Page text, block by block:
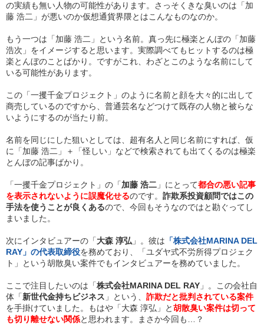
の実績も無い人物の可能性があります。さっそくきな臭いのは「加
藤 浩二」が悪いのか仮想通貨界隈とはこんなものなのか。
もう一つは「加藤 浩二」という名前。真っ先に極楽とんぼの「加藤
浩次」をイメージすると思います。実際調べてもヒットするのは極
楽とんぼのことばかり。ですがこれ、わざとこのような名前にして
いる可能性があります。
この「一攫千金プロジェクト」のように名前と顔を大々的に出して
商売しているのですから、普通芸名などつけて既存の人物と被らな
いようにするのが当たり前。
名前を同じにした狙いとしては、超有名人と同じ名前にすれば、仮
に「加藤 浩二」＋「怪しい」などで検索されても出てくるのは極楽
とんぼの記事ばかり。
「一攫千金プロジェクト」の「加藤 浩二 」にとって都合の悪い記事
を表示されないように誤魔化せるのです。 詐欺系投資顧問ではこの
手法を使うことが良くあるので、今回もそうなのではと勘ぐってし
まいました。
次にインタビュアーの「大森 淳弘 」。彼は 「株式会社MARINA DEL
RAY」の代表取締役を務めており、「ユダヤ式不労所得プロジェク
ト」という胡散臭い案件でもインタビュアーを務めていました。
ここで注目したいのは「株式会社MARINA DEL RAY 」。この会社自
体「新世代金持ちビジネス 」という、 詐欺だと批判されている案件
を手掛けていました。もはや「大森 淳弘」と胡散臭い案件は切って
も切り離せない関係と思われます。まさか今回も…？